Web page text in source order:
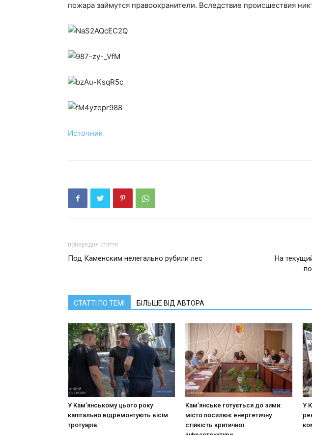
пожара займутся правоохранители. Вследствие происшествия
Источник
попередня стаття
Под Каменским нелегально рубили лес
На
СТАТТІ ПО ТЕМІ БІЛЬШЕ ВІД АВТОРА
У Кам’янському цього року
капітально відремонтують вісім
тротуарів
Кам’янське готується до зими:
місто посилює енергетичну
стійкість критичної
У